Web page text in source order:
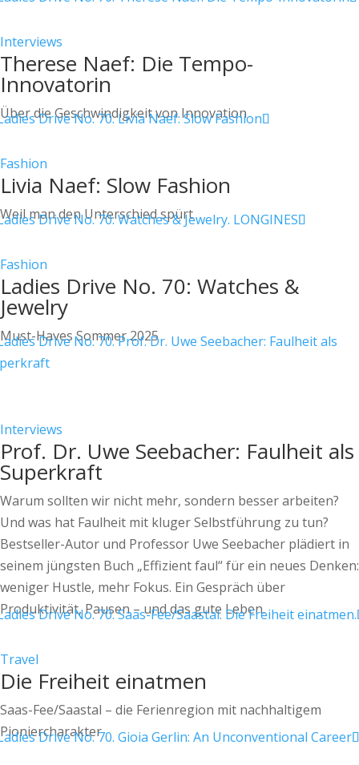
Interviews
Therese Naef: Die Tempo-
Innovatorin
Über die Geschwindigkeit von Innovation
Fashion
Livia Naef: Slow Fashion
Weil man den Unterschied spürt
Fashion
Ladies Drive No. 70: Watches &
Jewelry
Must-Haves Sommer 2025
Interviews
Prof. Dr. Uwe Seebacher: Faulheit als
Superkraft
Warum sollten wir nicht mehr, sondern besser arbeiten?
Und was hat Faulheit mit ­kluger Selbstführung zu tun?
Bestseller-Autor und Professor Uwe Seebacher plädiert in
seinem jüngsten Buch „Effizient faul“ für ein neues Denken:
weniger Hustle, mehr Fokus. Ein Gespräch über
Produktivität, Pausen – und das gute Leben.
Travel
Die Freiheit einatmen
Saas-Fee/Saastal – die Ferienregion mit nachhaltigem
Pioniercharakter